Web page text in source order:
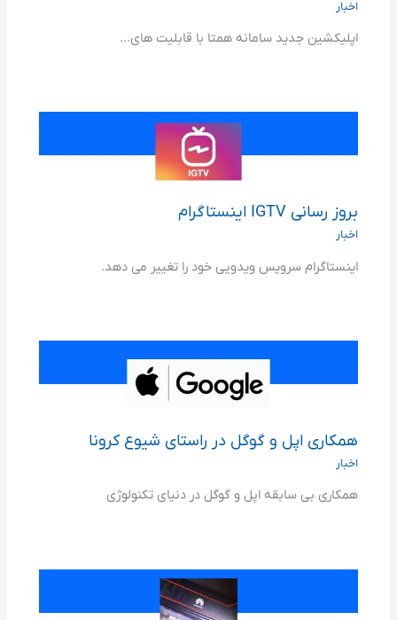
اخبار
اپلیکشین جدید سامانه همتا با قابلیت های...
بروز رسانی IGTV اینستاگرام
اخبار
اینستاگرام سرویس ویدویی خود را تغییر می دهد.
همکاری اپل و گوگل در راستای شیوع کرونا
اخبار
همکاری بی سابقه اپل و گوگل در دنیای تکنولوژی